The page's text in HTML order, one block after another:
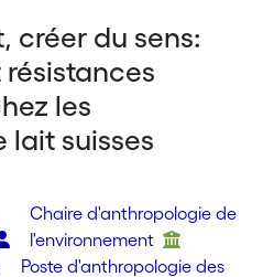
créer du sens:
les
lait suisses
Chaire d'anthropologie de
l'environnement
Poste d'anthropologie des